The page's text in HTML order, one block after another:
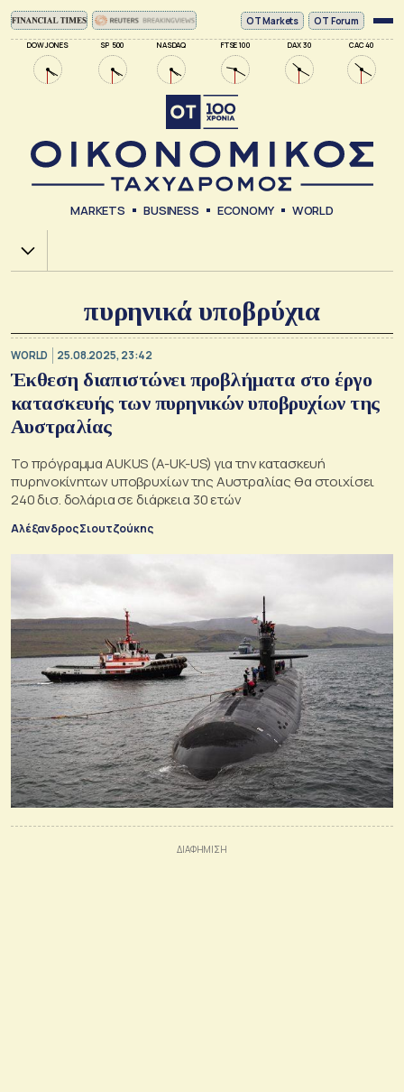
DOW JONES SP 500 NASDAQ FTSE 100 DAX 30 CAC 40
ΟΤ Markets OT Forum
MARKETS BUSINESS ECONOMY WORLD
Χ.Α.
πυρηνικά υποβρύχια
WORLD 25.08.2025, 23:42
Έκθεση διαπιστώνει προβλήματα στο έργο
κατασκευής των πυρηνικών υποβρυχίων της
Αυστραλίας
Το πρόγραμμα AUKUS (A-UK-US) για την κατασκευή
πυρηνοκίνητων υποβρυχίων της Αυστραλίας θα στοιχίσει
240 δισ. δολάρια σε διάρκεια 30 ετών
Αλέξανδρος Σιουτζούκης